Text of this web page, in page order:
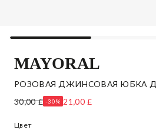
MAYORAL
РОЗОВАЯ ДЖИНСОВАЯ ЮБКА
30,00 £ -30% 21,00 £
Цвет